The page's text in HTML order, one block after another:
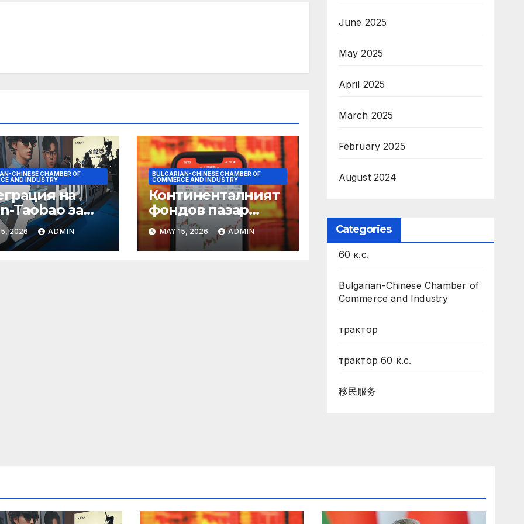
CHINESE CHAMBER OF
AND INDUSTRY
на
Taobao за
на
618
2026 ADMIN
BULGARIAN-CHINESE CHAMBER OF
COMMERCE AND INDUSTRY
Континенталният
фондов пазар
достига 11-
годишен връх
MAY 15, 2026 ADMIN
June 2025
May 2025
April 2025
March 2025
February 2025
August 2024
Categories
60 к.с.
Bulgarian-Chinese Chamber of
Commerce and Industry
трактор
трактор 60 к.с.
移民服务